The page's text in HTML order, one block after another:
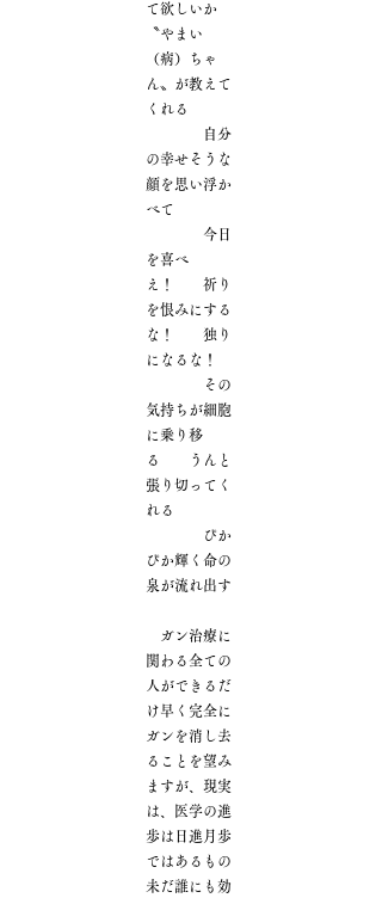
て欲しいか
〝やまい
（病）ちゃ
ん〟が教えて
くれる
自分
の幸せそうな
顔を思い浮か
べて
今日
を喜べ
え！ 祈り
を恨みにする
な！ 独り
になるな！
その
気持ちが細胞
に乗り移
る うんと
張り切ってく
れる
ぴか
ぴか輝く命の
泉が流れ出す
ガン治療に
関わる全ての
人ができるだ
け早く完全に
ガンを消し去
ることを望み
ますが、現実
は、医学の進
歩は日進月歩
ではあるもの
未だ誰にも効